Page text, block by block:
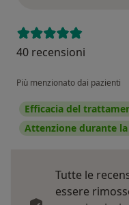
40 recensioni
Più menzionato dai pazienti
Efficacia del
Attenzione durante
Tutte le
essere